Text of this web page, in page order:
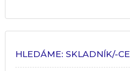
HLEDÁME: SKLADNÍK/-CE